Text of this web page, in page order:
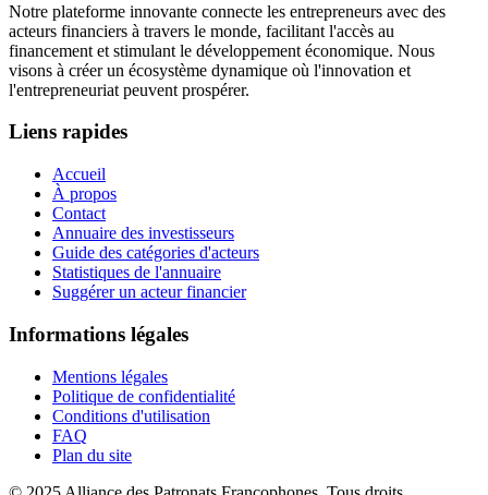
Notre plateforme innovante connecte les entrepreneurs avec des
acteurs financiers à travers le monde, facilitant l'accès au
financement et stimulant le développement économique. Nous
visons à créer un écosystème dynamique où l'innovation et
l'entrepreneuriat peuvent prospérer.
Liens rapides
Accueil
À propos
Contact
Annuaire des investisseurs
Guide des catégories d'acteurs
Statistiques de l'annuaire
Suggérer un acteur financier
Informations légales
Mentions légales
Politique de confidentialité
Conditions d'utilisation
FAQ
Plan du site